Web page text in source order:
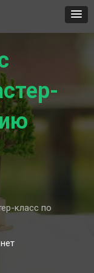
класс по
кнет